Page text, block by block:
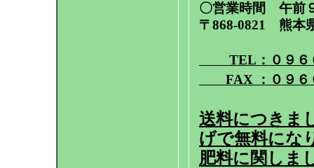
〇営業時間 午前
〒868-0821 熊本
TEL：０９６
FAX ：０９６
送料につきま
げで無料にな
肥料に関しま